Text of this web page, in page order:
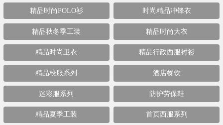
精品时尚POLO衫 时尚精品冲锋衣
精品秋冬季工装 精品时尚大衣
精品时尚卫衣 精品行政西服衬衫
精品校服系列 酒店餐饮
迷彩服系列 防护劳保鞋
精品夏季工装 首页西服系列